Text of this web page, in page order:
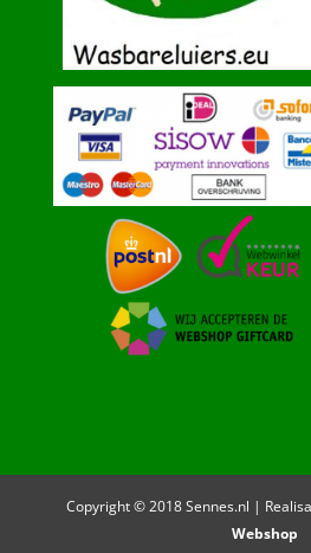
Copyright © 2018 Sennes.nl |
Webshop